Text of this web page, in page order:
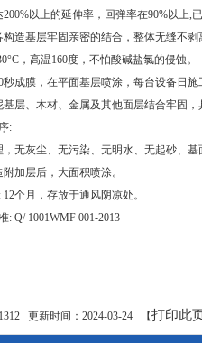
200%以上的延伸率，回弹率在90%以上,
构造基层牢固亲密的结合，整体无缝不
，高温160度，不怕酸碱盐氯的侵蚀。
秒成膜，在平面基层喷涂，每台设备日施
基层、木材、金属及其他面层结合牢固，
:
，无灰尘、无污染、无明水、无起砂、基
加层后，大面积喷涂。
12个月，存放于通风阴凉处。
: Q/ 1001WMF 001-2013
1312 更新时间：2024-03-24 【打印此